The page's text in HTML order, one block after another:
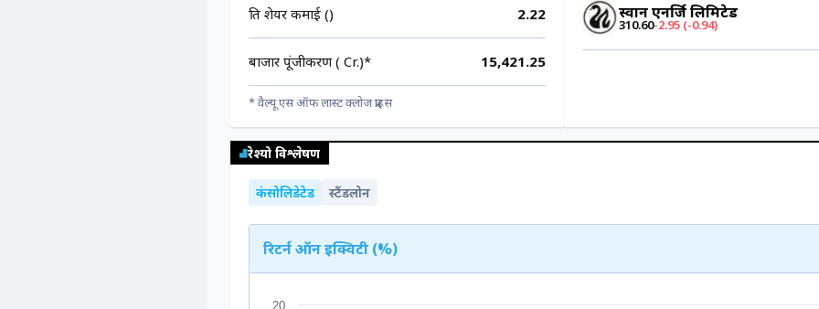
प्रति शेयर कमाई (₹) 2.22
बाजार पूंजीकरण (₹ Cr.)* 15,421.25
* वैल्यू एस ऑफ लास्ट क्लोज प्राइस
स्वान एनर्जि लिमिटेड
310.60-2.95 (-0.94)
रेश्यो विश्लेषण
कंसोलिडेटेड स्टैंडलोन
रिटर्न ऑन इक्विटी (%)
20